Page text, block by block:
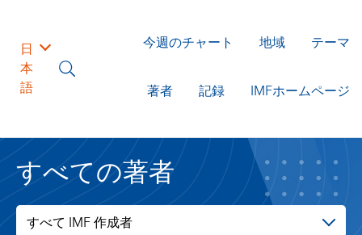
日
本
語
今週のチャート 地域 テーマ
著者 記録 IMFホームページ
すべての著者
すべて IMF 作成者